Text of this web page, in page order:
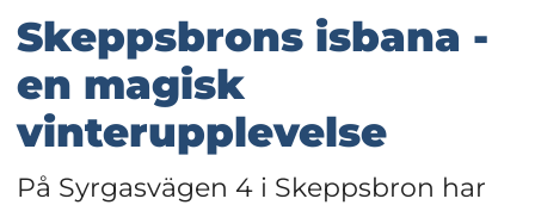
Skeppsbrons isbana -
en magisk
vinterupplevelse
På Syrgasvägen 4 i Skeppsbron har